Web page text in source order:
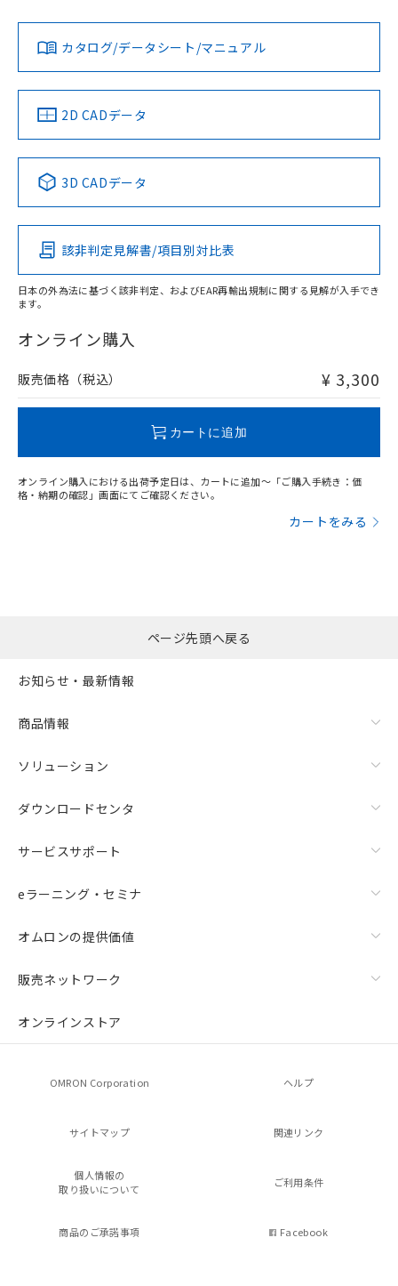
ダウンロードデータをご利用いただく前に、以下を必ずお読
みください。
ソフトウェアの使用条件
対応済み
中国 RoHS 注意事項・凡例
Pb Hg Cd Cr(VI)
O
在庫等で未対応品が混在する可能性があります。
問い合わせください。
LR型式承認
（イギリス
船舶規格）
DNV型式承認
（ノルウェー
BV型式承認
（フランス
KR型式
（韓国
No No No No
この製品の規格認証/適合状況ページへ
その他の認証はこちらのページからご検索ください
カタログ/データシート/マニュアル
2D CADデータ
3D CADデータ
該非判定見解書/項目別対比表
日本の外為法に基づく該非判定、およびEAR再輸出規制に関する見解が入手でき
ます。
オンライン購入
販売価格（税込） ¥ 3,300
カートに追加
オンライン購入における出荷予定日は、カートに追加～「ご購入手続き：価
格・納期の確認」画面にてご確認ください。
カートをみる
ページ先頭へ戻る
お知らせ・最新情報
商品情報
ソリューション
ダウンロードセンタ
サービスサポート
eラーニング・セミナ
オムロンの提供価値
販売ネットワーク
オンラインストア
OMRON Corporation ヘルプ
サイトマップ 関連リンク
個人情報の
取り扱いについて
ご利用条件
商品のご承諾事項 Facebook